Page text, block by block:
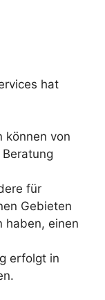
hat
können von
für
Gebieten
haben, einen
erfolgt in